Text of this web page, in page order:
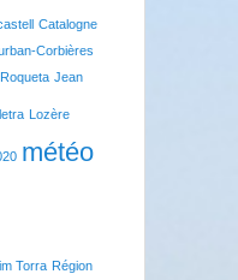
Catalogne
Corbières
Jean
letra Lozère
météo
Torra Région